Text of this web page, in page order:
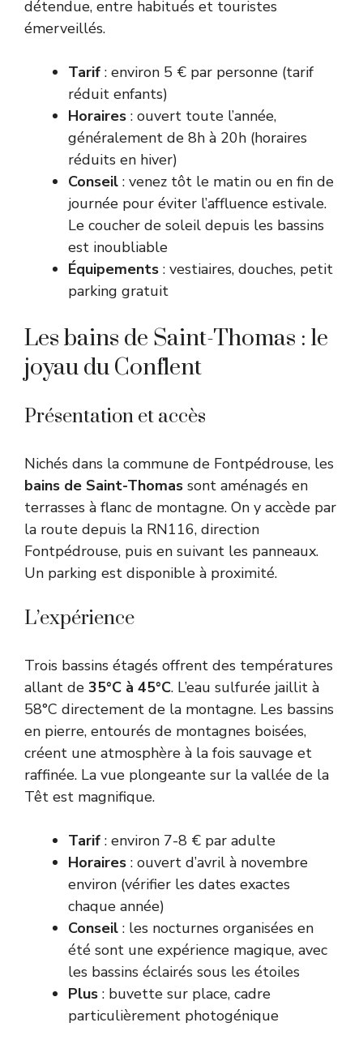
détendue, entre habitués et touristes
émerveillés.
Tarif : environ 5 € par personne (tarif
réduit enfants)
Horaires : ouvert toute l’année,
généralement de 8h à 20h (horaires
réduits en hiver)
Conseil : venez tôt le matin ou en fin de
journée pour éviter l’affluence estivale.
Le coucher de soleil depuis les bassins
est inoubliable
Équipements : vestiaires, douches, petit
parking gratuit
Les bains de Saint-Thomas : le
joyau du Conflent
Présentation et accès
Nichés dans la commune de Fontpédrouse, les
bains de Saint-Thomas sont aménagés en
terrasses à flanc de montagne. On y accède par
la route depuis la RN116, direction
Fontpédrouse, puis en suivant les panneaux.
Un parking est disponible à proximité.
L’expérience
Trois bassins étagés offrent des températures
allant de 35°C à 45°C. L’eau sulfurée jaillit à
58°C directement de la montagne. Les bassins
en pierre, entourés de montagnes boisées,
créent une atmosphère à la fois sauvage et
raffinée. La vue plongeante sur la vallée de la
Têt est magnifique.
Tarif : environ 7-8 € par adulte
Horaires : ouvert d’avril à novembre
environ (vérifier les dates exactes
chaque année)
Conseil : les nocturnes organisées en
été sont une expérience magique, avec
les bassins éclairés sous les étoiles
Plus : buvette sur place, cadre
particulièrement photogénique